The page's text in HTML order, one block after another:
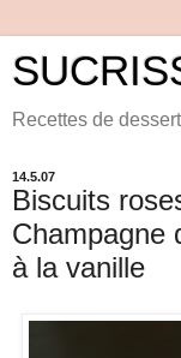
Recettes de
14.5.07
Biscuits
Champagne
à la vanille